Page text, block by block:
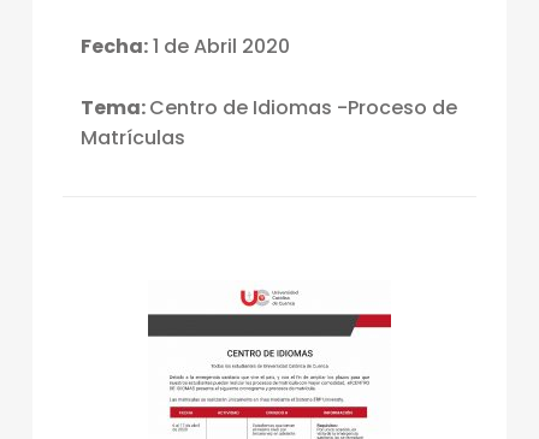
Fecha:1 de Abril 2020
Tema:Centro de Idiomas -Proceso de
Matrículas